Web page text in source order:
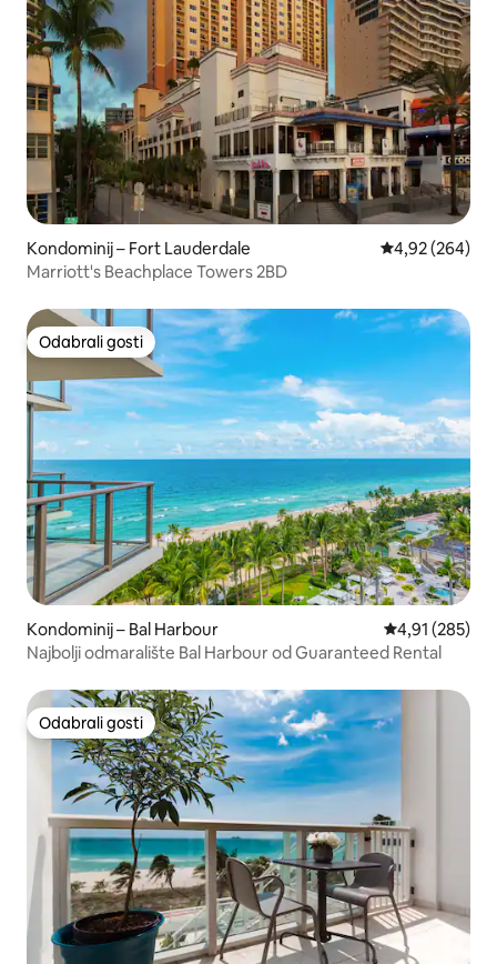
Kondominij – Fort Lauderdale Prosječna
4,92 (264)
Marriott's Beachplace Towers 2BD
Odabrali gosti
Odabrali gosti
Kondominij – Bal Harbour Prosječna
4,91 (285)
Najbolji odmaralište Bal Harbour od Guaranteed Rental
Odabrali gosti
Odabrali gosti